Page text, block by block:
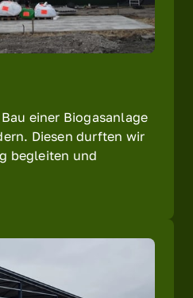
einer Biogasanlage
Diesen durften wir
begleiten und